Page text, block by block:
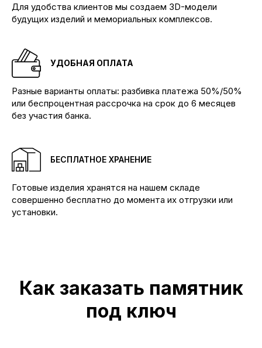
Для удобства клиентов мы создаем 3D-модели
будущих изделий и мемориальных комплексов.
УДОБНАЯ ОПЛАТА
Разные варианты оплаты: разбивка платежа 50%/50%
или беспроцентная рассрочка на срок до 6 месяцев
без участия банка.
БЕСПЛАТНОЕ ХРАНЕНИЕ
Готовые изделия хранятся на нашем складе
совершенно бесплатно до момента их отгрузки или
установки.
Как заказать памятник
под ключ
Вазы и лампады
КОНТАКТЫ
+7 (904) 895-53-34 Бадалык
+7 (904) 894-02-22 Дивногорск
Красноярск, ул.Ремесленная, 19/2
Красноярск, ул. 4-я Шинная
Дивногорск, ул. Заводская, 1д/1
Производим памятники и мемориальные
комплексы любой сложности